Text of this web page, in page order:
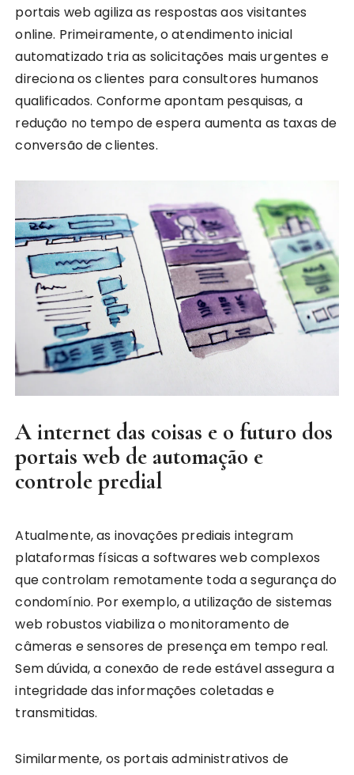
portais web agiliza as respostas aos visitantes
online. Primeiramente, o atendimento inicial
automatizado tria as solicitações mais urgentes e
direciona os clientes para consultores humanos
qualificados. Conforme apontam pesquisas, a
redução no tempo de espera aumenta as taxas de
conversão de clientes.
A internet das coisas e o futuro dos
portais web de automação e
controle predial
Atualmente, as inovações prediais integram
plataformas físicas a softwares web complexos
que controlam remotamente toda a segurança do
condomínio. Por exemplo, a utilização de sistemas
web robustos viabiliza o monitoramento de
câmeras e sensores de presença em tempo real.
Sem dúvida, a conexão de rede estável assegura a
integridade das informações coletadas e
transmitidas.
Similarmente, os portais administrativos de